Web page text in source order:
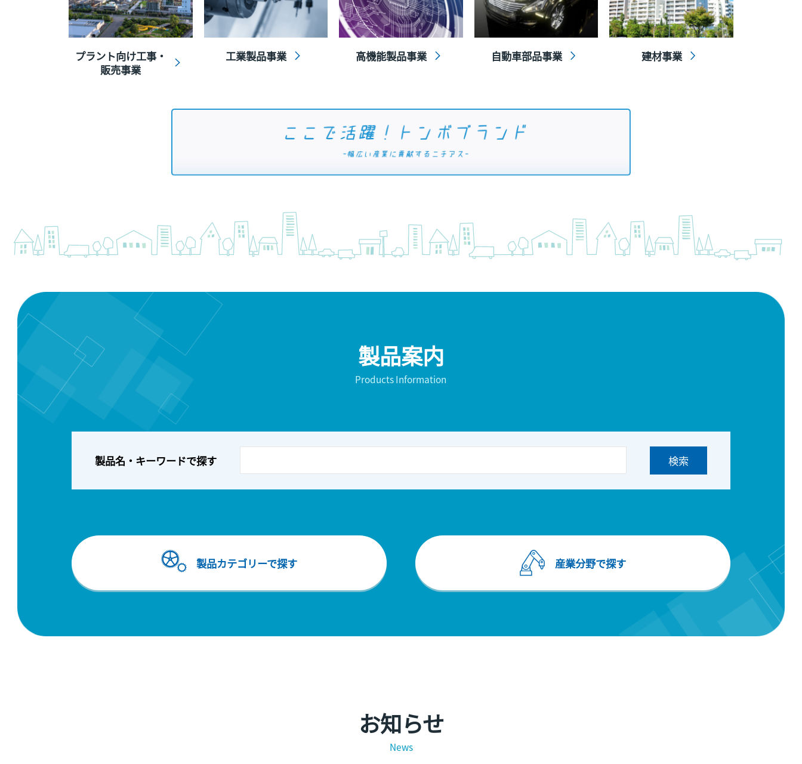
プラント向け工事・
販売事業
工業製品事業 高機能製品事業 自動車部品事業 建材事業
製品案内
Products Information
製品名・キーワードで探す
製品カテゴリーで探す 産業分野で探す
お知らせ
News